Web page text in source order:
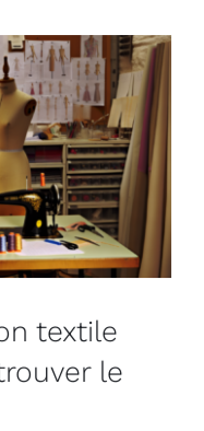
textile
le